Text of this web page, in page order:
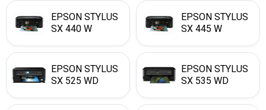
EPSON STYLUS
SX 440 W
EPSON STYLUS
SX 445 W
EPSON STYLUS
SX 525 WD
EPSON STYLUS
SX 535 WD